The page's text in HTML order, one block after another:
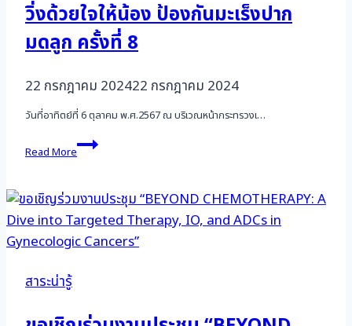
วิ่งด้วยใจให้น้อง ป้องกันมะเร็งปาก
มดลูก ครั้งที่ 8
22 กรกฎาคม 202422 กรกฎาคม 2024
วันที่อาทิตย์ที่ 6 ตุลาคม พ.ศ.2567 ณ บริเวณหน้ากระทรวงเ…
Read More
วิ่ง
ด้วย
น้อง
ป้องกัน
มะเร็ง
ปาก
สาระน่ารู้